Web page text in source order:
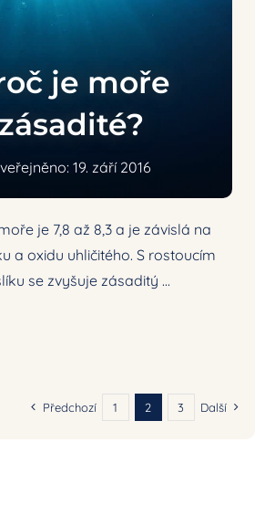
je moře
zásadité?
19. září 2016
je 7,8 až 8,3 a je závislá na
a oxidu uhličitého. S rostoucím
se zvyšuje zásaditý ...
Předchozí 1 2 3 Další